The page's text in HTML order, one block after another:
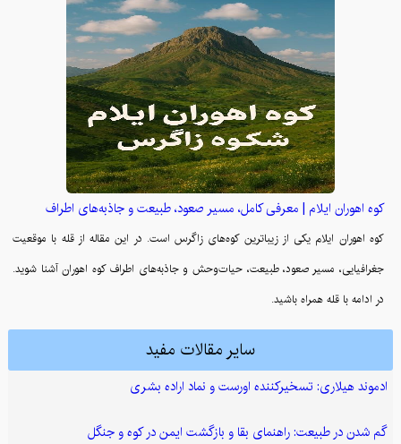
کوه اهوران ایلام | معرفی کامل، مسیر صعود، طبیعت و جاذبه‌های اطراف
کوه اهوران ایلام یکی از زیباترین کوه‌های زاگرس است. در این مقاله از قله با موقعیت
جغرافیایی، مسیر صعود، طبیعت، حیات‌وحش و جاذبه‌های اطراف کوه اهوران آشنا شوید.
در ادامه با قله همراه باشید.
سایر مقالات مفید
ادموند هیلاری: تسخیرکننده اورست و نماد اراده بشری
گم شدن در طبیعت: راهنمای بقا و بازگشت ایمن در کوه و جنگل